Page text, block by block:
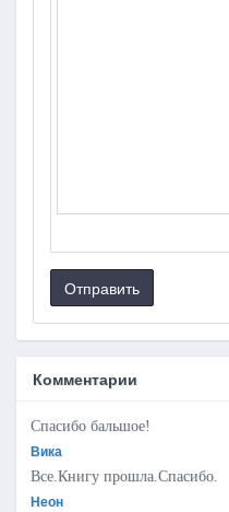
Отправить
Комментарии
Спасибо бальшое!
Вика
Все.Книгу прошла.Спасибо.
Неон